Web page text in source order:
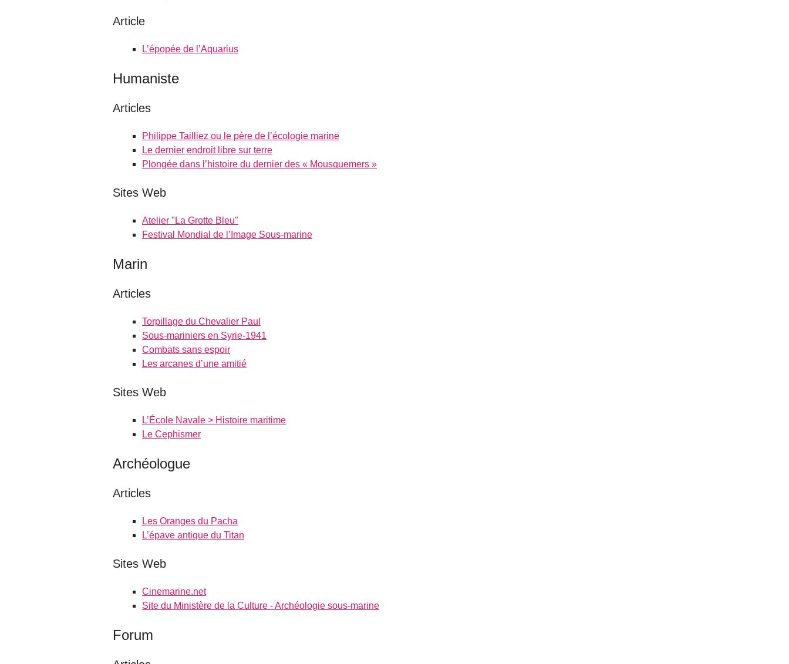
Article
L’épopée de l’Aquarius
Humaniste
Articles
Philippe Tailliez ou le père de l’écologie marine
Le dernier endroit libre sur terre
Plongée dans l’histoire du dernier des « Mousquemers »
Sites Web
Atelier "La Grotte Bleu"
Festival Mondial de l’Image Sous-marine
Marin
Articles
Torpillage du Chevalier Paul
Sous-mariniers en Syrie-1941
Combats sans espoir
Les arcanes d’une amitié
Sites Web
L’École Navale > Histoire maritime
Le Cephismer
Archéologue
Articles
Les Oranges du Pacha
L’épave antique du Titan
Sites Web
Cinemarine.net
Site du Ministère de la Culture - Archéologie sous-marine
Forum